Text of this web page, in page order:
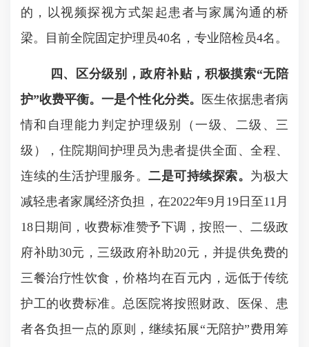
的，以视频探视方式架起患者与家属沟通的桥
梁。目前全院固定护理员40名，专业陪检员4名。
四、区分级别，政府补贴，积极摸索“无陪
护”收费平衡。一是个性化分类。
医生依据患者病
情和自理能力判定护理级别（一级、二级、三
级），住院期间护理员为患者提供全面、全程、
连续的生活护理服务。 二是可持续探索。 为极大
减轻患者家属经济负担，在2022年9月 19日至11 月
18 日期间，收费标准赞予下调，按照一、二级政
府补助30元，三级政府补助20元，并提供免费的
三餐治疗性饮食，价格均在百元内，远低于传统
护工的收费标准。总医院将按照财政、医保、患
者各负担一点的原则，继续拓展“无陪护”费用筹